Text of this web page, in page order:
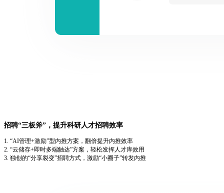
招聘“三板斧”，提升科研人才招聘效率
1. “AI管理+激励”型内推方案，翻倍提升内推效率
2. “云储存+即时多端触达”方案，轻松发挥人才库效用
3. 独创的“分享裂变”招聘方式，激励“小圈子”转发内推